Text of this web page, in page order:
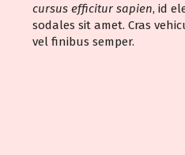
cursus efficitur sapien, id
sodales sit amet. Cras
vel finibus semper.